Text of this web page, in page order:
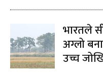
भारतले
अग्लो
उच्च